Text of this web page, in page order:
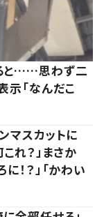
と……思わず二
「なんだこ
マスカットに
れ？」まさか
！？」「かわい